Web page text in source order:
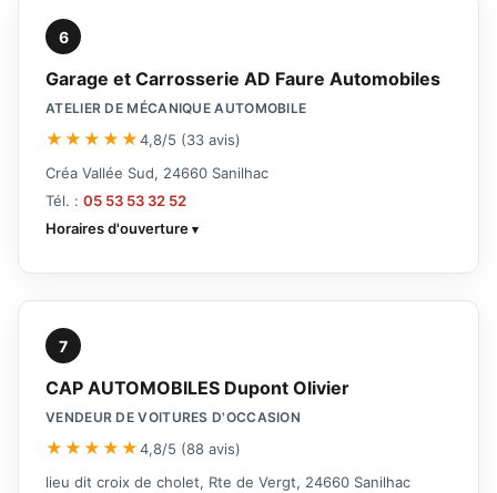
6
Garage et Carrosserie AD Faure Automobiles
ATELIER DE MÉCANIQUE AUTOMOBILE
★★★★★4,8/5 (33 avis)
Créa Vallée Sud, 24660 Sanilhac
Tél. : 05 53 53 32 52
Horaires d'ouverture
7
CAP AUTOMOBILES Dupont Olivier
VENDEUR DE VOITURES D'OCCASION
★★★★★4,8/5 (88 avis)
lieu dit croix de cholet, Rte de Vergt, 24660 Sanilhac